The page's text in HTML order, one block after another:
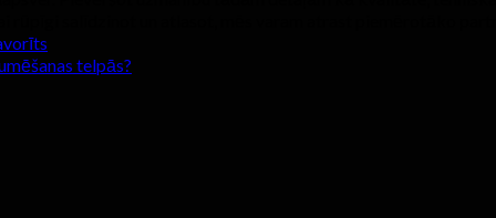
rūpīgi salīdzinot un atlasot, mēs varam atrast piemērotāko
telpās?